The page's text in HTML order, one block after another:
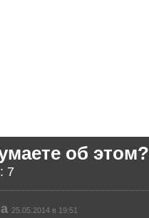
об этом?
7
25.05.2014 в 19:51